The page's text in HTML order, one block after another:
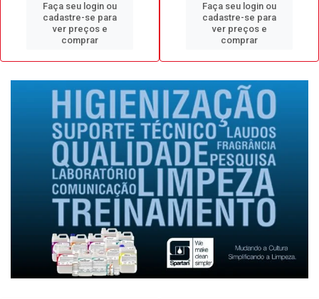
Faça seu login ou
cadastre-se para
ver preços e
comprar
Faça seu login ou
cadastre-se para
ver preços e
comprar